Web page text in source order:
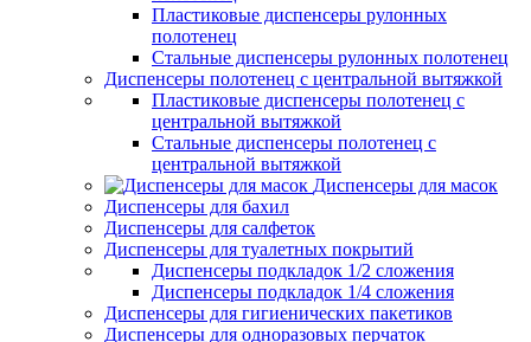
Пластиковые диспенсеры рулонных
полотенец
Стальные диспенсеры рулонных полотенец
Диспенсеры полотенец с центральной вытяжкой
Пластиковые диспенсеры полотенец с
центральной вытяжкой
Стальные диспенсеры полотенец с
центральной вытяжкой
Диспенсеры для масок
Диспенсеры для бахил
Диспенсеры для салфеток
Диспенсеры для туалетных покрытий
Диспенсеры подкладок 1/2 сложения
Диспенсеры подкладок 1/4 сложения
Диспенсеры для гигиенических пакетиков
Диспенсеры для одноразовых перчаток